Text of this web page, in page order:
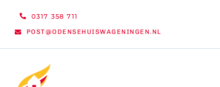
0317 358 711
POST@ODENSEHUISWAGENINGEN.NL